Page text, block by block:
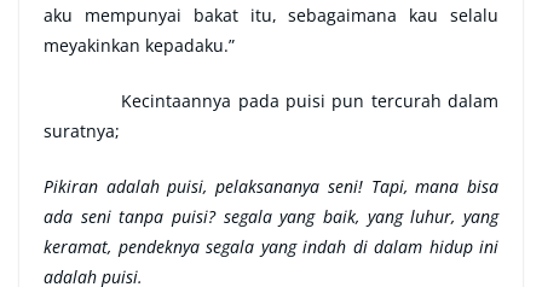
aku mempunyai bakat itu, sebagaimana kau selalu
meyakinkan kepadaku.”
Kecintaannya pada puisi pun tercurah dalam
suratnya;
Pikiran adalah puisi, pelaksananya seni! Tapi, mana bisa
ada seni tanpa puisi? segala yang baik, yang luhur, yang
keramat, pendeknya segala yang indah di dalam hidup ini
adalah puisi.